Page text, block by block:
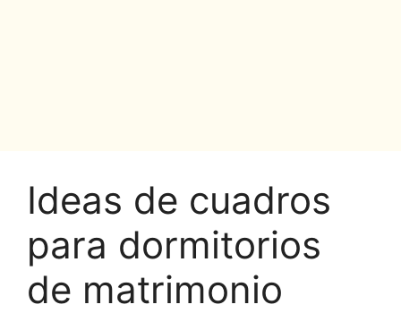
Ideas de cuadros
para dormitorios
de matrimonio